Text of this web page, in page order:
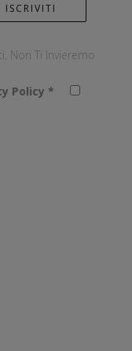
Non Ti Invieremo
Policy *